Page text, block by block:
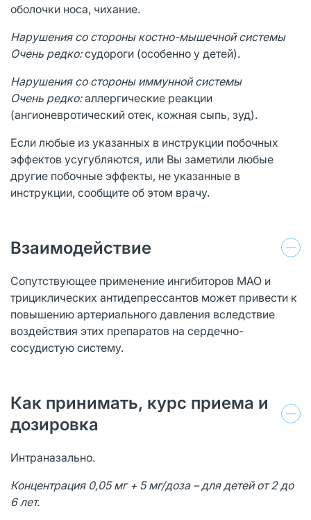
оболочки носа, чихание.
Нарушения со стороны костно-мышечной системы
Очень редко:судороги (особенно у детей).
Нарушения со стороны иммунной системы
Очень редко:аллергические реакции
(ангионевротический отек, кожная сыпь, зуд).
Если любые из указанных в инструкции побочных
эффектов усугубляются, или Вы заметили любые
другие побочные эффекты, не указанные в
инструкции, сообщите об этом врачу.
Взаимодействие
Сопутствующее применение ингибиторов МАО и
трициклических антидепрессантов может привести к
повышению артериального давления вследствие
воздействия этих препаратов на сердечно-
сосудистую систему.
Как принимать, курс приема и
дозировка
Интраназально.
Концентрация 0,05 мг + 5 мг/доза – для детей от 2 до
6 лет.